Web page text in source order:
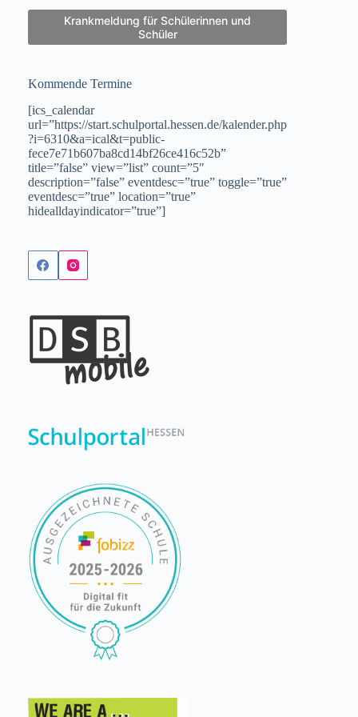
Krankmeldung für Schülerinnen und
Schüler
Kommende Termine
[ics_calendar
url=”https://start.schulportal.hessen.de/kalender.php
?i=6310&a=ical&t=public-
fece7e71b607ba8cd14bf26ce416c52b”
title=”false” view=”list” count=”5″
description=”false” eventdesc=”true” toggle=”true”
eventdesc=”true” location=”true”
hidealldayindicator=”true”]